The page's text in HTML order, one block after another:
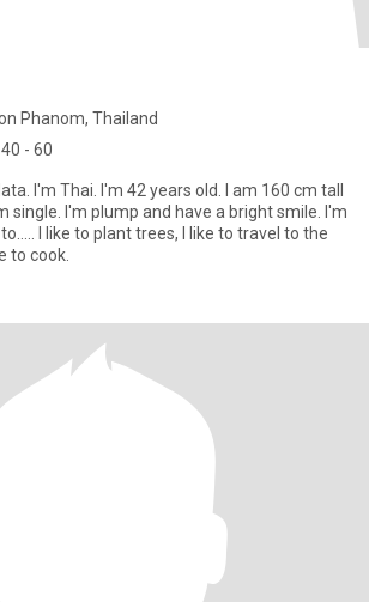
Phanom, Thailand
- 60
I'm Thai. I'm 42 years old. I am 160 cm tall
to the
to cook.